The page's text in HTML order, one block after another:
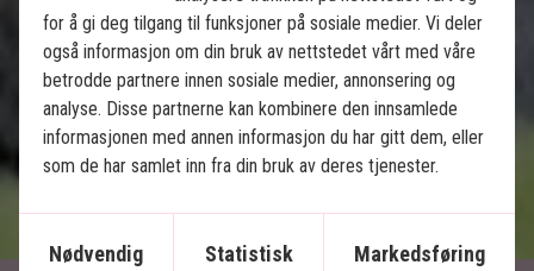
Mye safari på få dager
Inkludert i prisen
13 dager
for å gi deg tilgang til funksjoner på sosiale medier. Vi deler
også informasjon om din bruk av nettstedet vårt med våre
betrodde partnere innen sosiale medier, annonsering og
analyse. Disse partnerne kan kombinere den innsamlede
informasjonen med annen informasjon du har gitt dem, eller
som de har samlet inn fra din bruk av deres tjenester.
Nødvendig Statistisk Markedsføring